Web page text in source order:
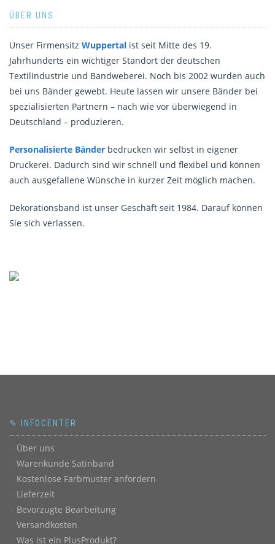
ÜBER UNS
Unser Firmensitz Wuppertal ist seit Mitte des 19.
Jahrhunderts ein wichtiger Standort der deutschen
Textilindustrie und Bandweberei. Noch bis 2002 wurden auch
bei uns Bänder gewebt. Heute lassen wir unsere Bänder bei
spezialisierten Partnern – nach wie vor überwiegend in
Deutschland – produzieren.
Personalisierte Bänder bedrucken wir selbst in eigener
Druckerei. Dadurch sind wir schnell und flexibel und können
auch ausgefallene Wünsche in kurzer Zeit möglich machen.
Dekorationsband ist unser Geschäft seit 1984. Darauf können
Sie sich verlassen.
✎ INFOCENTER
Über uns
Warenkunde Satinband
Kostenlose Farbmuster anfordern
Lieferzeit
Bevorzugte Bearbeitung
Versandkosten
Was ist ein PlusProdukt?